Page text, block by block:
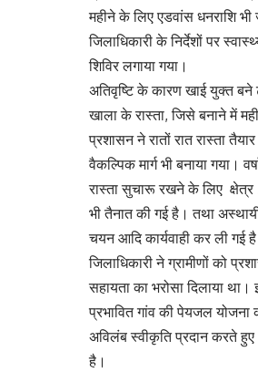
महीने के लिए एडवांस धनराशि भी
जिलाधिकारी के निर्देशों पर
शिविर लगाया गया।
अतिवृष्टि के कारण खाई युक्त बने
खाला के रास्ता, जिसे बनाने में
प्रशासन ने रातों रात रास्ता
वैकल्पिक मार्ग भी बनाया गया।
रास्ता सुचारू रखने के लिए क्षेत्र
भी तैनात की गई है। तथा
चयन आदि कार्यवाही कर ली गई
जिलाधिकारी ने ग्रामीणों को
सहायता का भरोसा दिलाया
प्रभावित गांव की पेयजल योजना
अविलंब स्वीकृति प्रदान करते
है।